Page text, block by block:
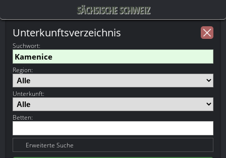
SÄCHSISCHE SCHWEIZ
Unterkunftsverzeichnis
Suchwort:
Region:
Unterkunft:
Betten:
Erweiterte Suche